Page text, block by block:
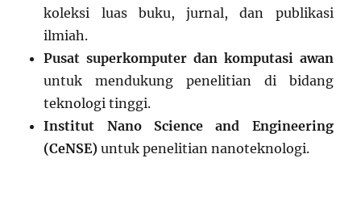
koleksi luas buku, jurnal, dan publikasi
ilmiah.
Pusat superkomputer dan komputasi awan
untuk mendukung penelitian di bidang
teknologi tinggi.
Institut Nano Science and Engineering
(CeNSE) untuk penelitian nanoteknologi.